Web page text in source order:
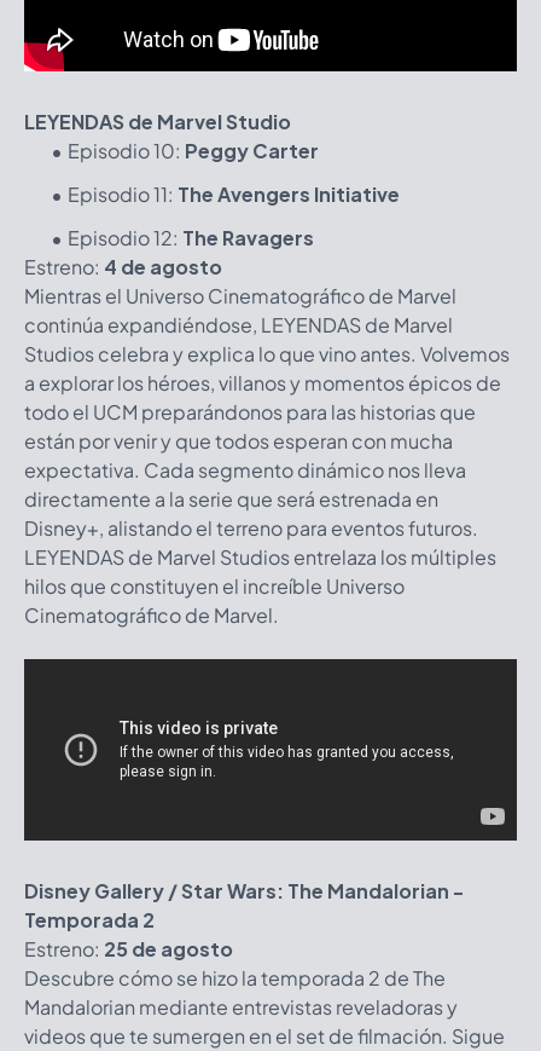
LEYENDAS de Marvel Studio
Episodio 10: Peggy Carter
Episodio 11: The Avengers Initiative
Episodio 12: The Ravagers
Estreno: 4 de agosto
Mientras el Universo Cinematográfico de Marvel
continúa expandiéndose, LEYENDAS de Marvel
Studios celebra y explica lo que vino antes. Volvemos
a explorar los héroes, villanos y momentos épicos de
todo el UCM preparándonos para las historias que
están por venir y que todos esperan con mucha
expectativa. Cada segmento dinámico nos lleva
directamente a la serie que será estrenada en
Disney+, alistando el terreno para eventos futuros.
LEYENDAS de Marvel Studios entrelaza los múltiples
hilos que constituyen el increíble Universo
Cinematográfico de Marvel.
Disney Gallery / Star Wars: The Mandalorian -
Temporada 2
Estreno: 25 de agosto
Descubre cómo se hizo la temporada 2 de The
Mandalorian mediante entrevistas reveladoras y
videos que te sumergen en el set de filmación. Sigue